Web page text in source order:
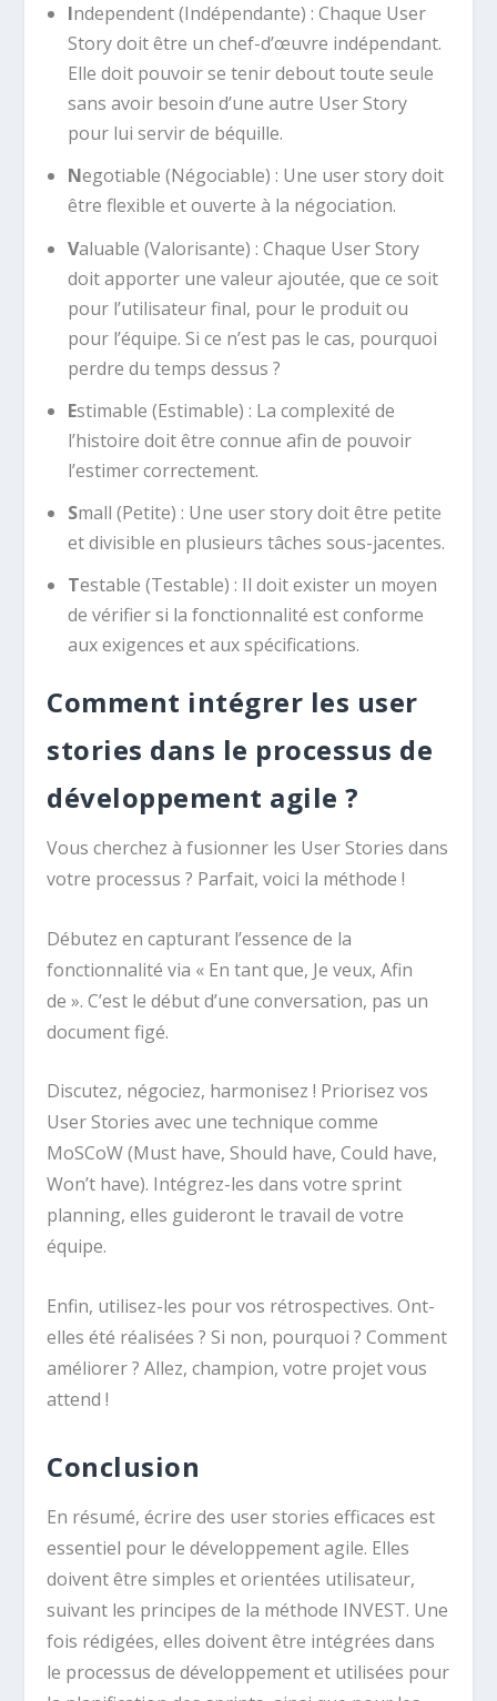
Independent (Indépendante) : Chaque User
Story doit être un chef-d’œuvre indépendant.
Elle doit pouvoir se tenir debout toute seule
sans avoir besoin d’une autre User Story
pour lui servir de béquille.
Negotiable (Négociable) : Une user story doit
être flexible et ouverte à la négociation.
Valuable (Valorisante) : Chaque User Story
doit apporter une valeur ajoutée, que ce soit
pour l’utilisateur final, pour le produit ou
pour l’équipe. Si ce n’est pas le cas, pourquoi
perdre du temps dessus ?
Estimable (Estimable) : La complexité de
l’histoire doit être connue afin de pouvoir
l’estimer correctement.
Small (Petite) : Une user story doit être petite
et divisible en plusieurs tâches sous-jacentes.
Testable (Testable) : Il doit exister un moyen
de vérifier si la fonctionnalité est conforme
aux exigences et aux spécifications.
Comment intégrer les user
stories dans le processus de
développement agile ?
Vous cherchez à fusionner les User Stories dans
votre processus ? Parfait, voici la méthode !
Débutez en capturant l’essence de la
fonctionnalité via « En tant que, Je veux, Afin
de ». C’est le début d’une conversation, pas un
document figé.
Discutez, négociez, harmonisez ! Priorisez vos
User Stories avec une technique comme
MoSCoW (Must have, Should have, Could have,
Won’t have). Intégrez-les dans votre sprint
planning, elles guideront le travail de votre
équipe.
Enfin, utilisez-les pour vos rétrospectives. Ont-
elles été réalisées ? Si non, pourquoi ? Comment
améliorer ? Allez, champion, votre projet vous
attend !
Conclusion
En résumé, écrire des user stories efficaces est
essentiel pour le développement agile. Elles
doivent être simples et orientées utilisateur,
suivant les principes de la méthode INVEST. Une
fois rédigées, elles doivent être intégrées dans
le processus de développement et utilisées pour